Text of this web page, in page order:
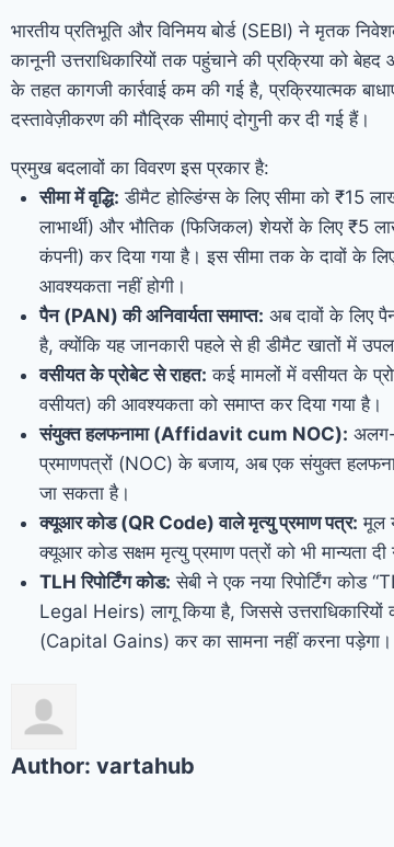
भारतीय प्रतिभूति और विनिमय बोर्ड (SEBI) ने मृतक
कानूनी उत्तराधिकारियों तक पहुंचाने की प्रक्रिया को
के तहत कागजी कार्रवाई कम की गई है, प्रक्रियात्मक
दस्तावेज़ीकरण की मौद्रिक सीमाएं दोगुनी कर दी गई हैं।
प्रमुख बदलावों का विवरण इस प्रकार है:
सीमा में वृद्धि: डीमैट होल्डिंग्स के लिए सीमा को ₹15
लाभार्थी) और भौतिक (फिजिकल) शेयरों के लिए ₹5
कंपनी) कर दिया गया है। इस सीमा तक के दावों के
आवश्यकता नहीं होगी।
पैन (PAN) की अनिवार्यता समाप्त: अब दावों के लिए
है, क्योंकि यह जानकारी पहले से ही डीमैट खातों में
वसीयत के प्रोबेट से राहत: कई मामलों में वसीयत के
वसीयत) की आवश्यकता को समाप्त कर दिया गया है।
संयुक्त हलफनामा (Affidavit cum NOC): अलग-
प्रमाणपत्रों (NOC) के बजाय, अब एक संयुक्त
जा सकता है।
क्यूआर कोड (QR Code) वाले मृत्यु प्रमाण पत्र: मूल
क्यूआर कोड सक्षम मृत्यु प्रमाण पत्रों को भी मान्यता दी
TLH रिपोर्टिंग कोड: सेबी ने एक नया रिपोर्टिंग
Legal Heirs) लागू किया है, जिससे
(Capital Gains) कर का सामना नहीं करना पड़ेगा।
Author: vartahub